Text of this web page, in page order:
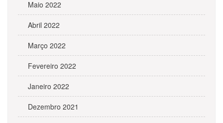
Maio 2022
Abril 2022
Março 2022
Fevereiro 2022
Janeiro 2022
Dezembro 2021